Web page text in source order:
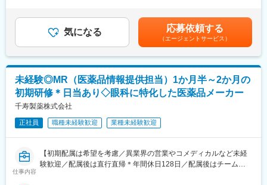
新規先への営業活動を行っています。
目標の達成状況は評価項目の一つですが、達成率以外に、取り組
み内容も踏まえて評価しています。
ビューを行い役員との面談を実施しています。
■組織構成：
12名(40歳～72歳)が在籍しています。
部署や役職を問わず意見や提案が活発な社風です。新しいことへ
の挑戦を歓迎し、一人ひとりが主体的にチャレンジできる環境づ
くりを大切にしています。
また、仕事とプライベートの両立を支援し、ワークライフバラン
スを重視した働きやすい職場づくりに努めています。
践する
■当社の特徴：
韓国セルトリオングループは、韓国株式市場KOSPIに上市してい
るバイオ医薬品を開発・製造する企業の中で、常に時価総額が
Top5のバイオ医薬品の開発及び製造技術に注力しているグループ
です。
当社は、セルトリオングループで開発及び製造しているバイオシ
ミラー＊を含めたバイオ医薬品を日本で販売するため、セルトリ
オングループの日本法人として2014年に設立され、現在、4製品
を販売しており、今後もパイプラインを拡大していきます。
残業手当＞有＜給与補足＞※年収は経験に応じて決定します。年収
には営業手当を含みます。※固定残業代は、時間外労働の有無に関
わらず40時間分が付きます。※別途営業日当支給（2,000円/日）賃
金はあくまでも目安の金額であり、選考を通じて上下する可能性
があります。月給(月額)は固定手当を含めた表記です。
気になる 応募依頼する
（エージェントサービス）
未経験◎MR（医薬品情報提供担当）1か月半～2か月の
初期研修＊日当あり◇眼科に特化した医薬品メーカー
千寿製薬株式会社
正社員 職種未経験歓迎 業種未経験歓迎
仕事内容
【初期配属は希望を考慮／異業界の営業やコメディカルなど未経
験歓迎／配属後は直行直帰＊年間休日128日／配属後はチーム制